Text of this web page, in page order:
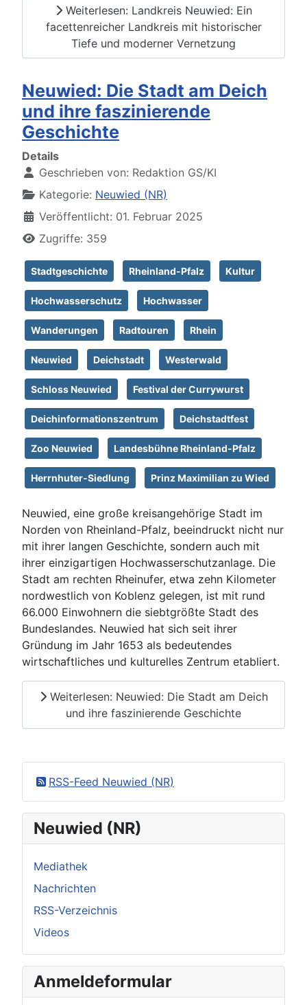
Weiterlesen: Landkreis Neuwied: Ein
facettenreicher Landkreis mit historischer
Tiefe und moderner Vernetzung
Neuwied: Die Stadt am Deich
und ihre faszinierende
Geschichte
Details
Geschrieben von: Redaktion GS/KI
Kategorie: Neuwied (NR)
Veröffentlicht: 01. Februar 2025
Zugriffe: 359
Stadtgeschichte Rheinland-Pfalz Kultur
Hochwasserschutz Hochwasser
Wanderungen Radtouren Rhein
Neuwied Deichstadt Westerwald
Schloss Neuwied Festival der Currywurst
Deichinformationszentrum Deichstadtfest
Zoo Neuwied Landesbühne Rheinland-Pfalz
Herrnhuter-Siedlung Prinz Maximilian zu Wied
Neuwied, eine große kreisangehörige Stadt im
Norden von Rheinland-Pfalz, beeindruckt nicht nur
mit ihrer langen Geschichte, sondern auch mit
ihrer einzigartigen Hochwasserschutzanlage. Die
Stadt am rechten Rheinufer, etwa zehn Kilometer
nordwestlich von Koblenz gelegen, ist mit rund
66.000 Einwohnern die siebtgrößte Stadt des
Bundeslandes. Neuwied hat sich seit ihrer
Gründung im Jahr 1653 als bedeutendes
wirtschaftliches und kulturelles Zentrum etabliert.
Weiterlesen: Neuwied: Die Stadt am Deich
und ihre faszinierende Geschichte
RSS-Feed Neuwied (NR)
Neuwied (NR)
Mediathek
Nachrichten
RSS-Verzeichnis
Videos
Anmeldeformular